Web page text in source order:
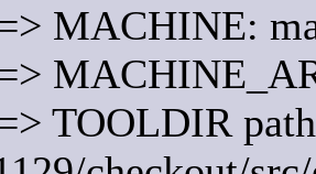
MACHINE:
TOOLDIR